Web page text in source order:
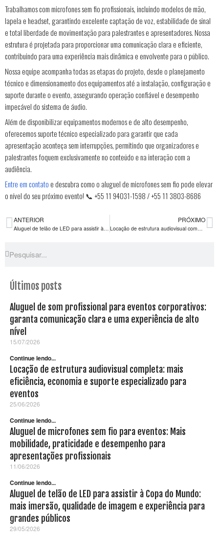
Trabalhamos com microfones sem fio profissionais, incluindo modelos de mão,
lapela e headset, garantindo excelente captação de voz, estabilidade de sinal
e total liberdade de movimentação para palestrantes e apresentadores. Nossa
estrutura é projetada para proporcionar uma comunicação clara e eficiente,
contribuindo para uma experiência mais dinâmica e envolvente para o público.
Nossa equipe acompanha todas as etapas do projeto, desde o planejamento
técnico e dimensionamento dos equipamentos até a instalação, configuração e
suporte durante o evento, assegurando operação confiável e desempenho
impecável do sistema de áudio.
Além de disponibilizar equipamentos modernos e de alto desempenho,
oferecemos suporte técnico especializado para garantir que cada
apresentação aconteça sem interrupções, permitindo que organizadores e
palestrantes foquem exclusivamente no conteúdo e na interação com a
audiência.
Entre em contatoe descubra como o aluguel de microfones sem fio pode elevar
o nível do seu próximo evento! 📞 +55 11 94031-1598 / +55 11 3803-8686
ANTERIOR PRÓXIMO
Últimos posts
Aluguel de som profissional para eventos corporativos:
garanta comunicação clara e uma experiência de alto
nível
15/07/2026
Continue lendo...
Locação de estrutura audiovisual completa: mais
eficiência, economia e suporte especializado para
eventos
25/06/2026
Continue lendo...
Aluguel de microfones sem fio para eventos: Mais
mobilidade, praticidade e desempenho para
apresentações profissionais
11/06/2026
Continue lendo...
Aluguel de telão de LED para assistir à Copa do Mundo:
mais imersão, qualidade de imagem e experiência para
grandes públicos
29/05/2026